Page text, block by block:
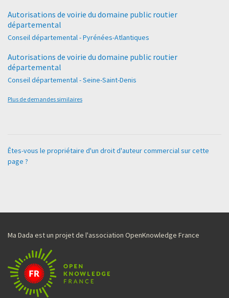
Autorisations de voirie du domaine public routier
départemental
Conseil départemental - Pyrénées-Atlantiques
Autorisations de voirie du domaine public routier
départemental
Conseil départemental - Seine-Saint-Denis
Plus de demandes similaires
Êtes-vous le propriétaire d'un droit d'auteur commercial sur cette
page ?
Ma Dada est un projet de l'association OpenKnowledge France